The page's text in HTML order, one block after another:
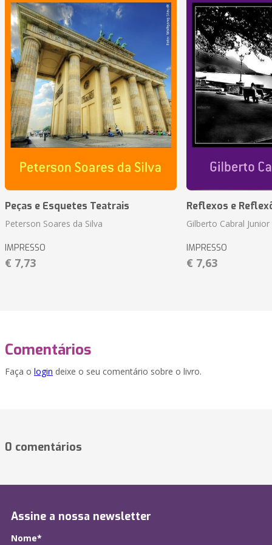
Peças e Esquetes Teatrais
Peterson Soares da Silva
IMPRESSO
€ 7,73
Reflexos e
Gilberto Cabral Junior
IMPRESSO
€ 7,63
Comentários
Faça o login deixe o seu comentário sobre o livro.
0 comentários
Assine a nossa newsletter
Nome*